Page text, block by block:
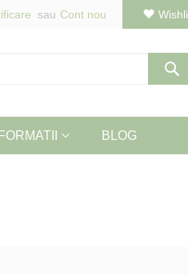
Cont nou
BLOG